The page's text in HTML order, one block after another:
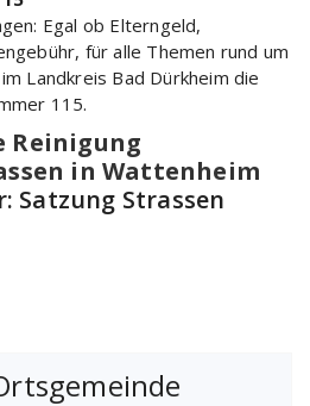
Egal ob Elterngeld,
für alle Themen rund um
Landkreis Bad Dürkheim die
115.
Reinigung
in Wattenheim
Satzung Strassen